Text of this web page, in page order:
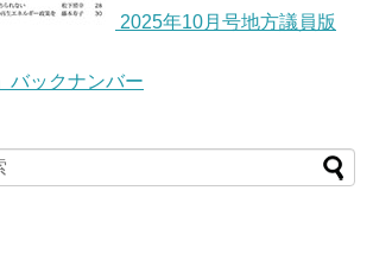
2025年10月号地方議員版
バックナンバー